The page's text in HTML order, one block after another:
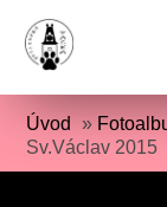
Úvod »
Sv.Václav 2015